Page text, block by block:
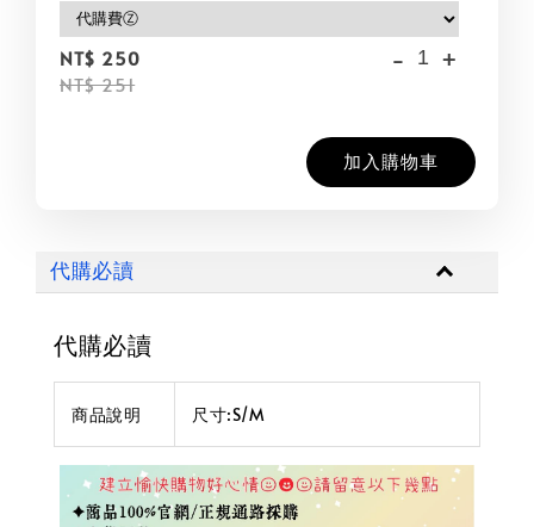
NT$ 250
NT$ 251
- +
加入購物車
代購必讀
代購必讀
商品說明 尺寸:S/M